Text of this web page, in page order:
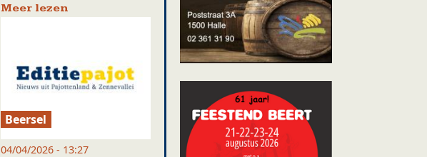
Meer lezen
Beersel
04/04/2026 - 13:27